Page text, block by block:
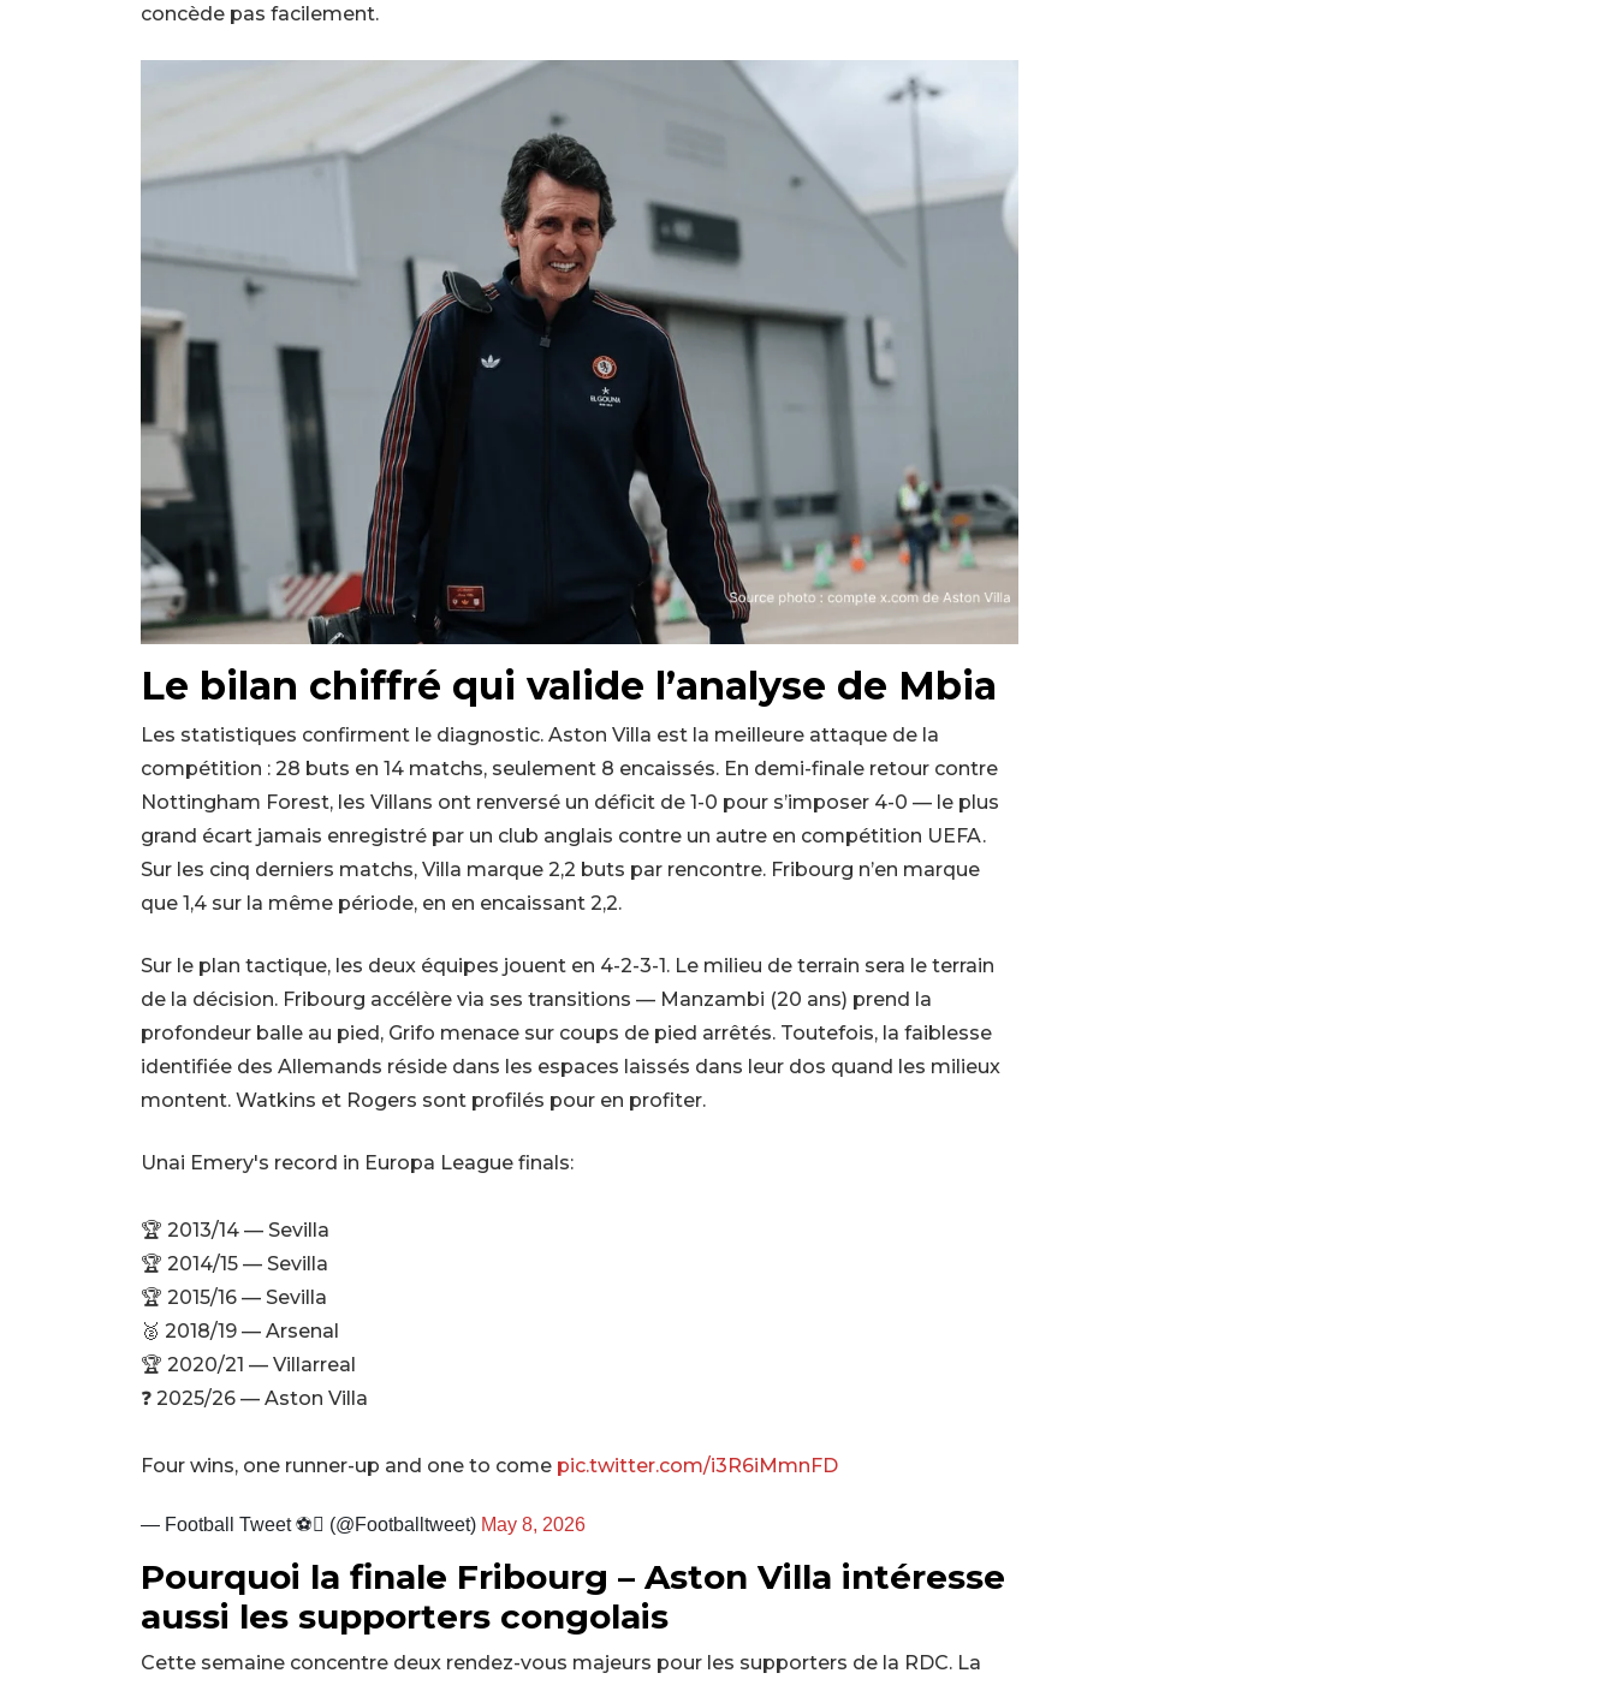
concède pas facilement.
Le bilan chiffré qui valide l’analyse de Mbia
Les statistiques confirment le diagnostic. Aston Villa est la meilleure attaque de la
compétition : 28 buts en 14 matchs, seulement 8 encaissés. En demi-finale retour contre
Nottingham Forest, les Villans ont renversé un déficit de 1-0 pour s’imposer 4-0 — le plus
grand écart jamais enregistré par un club anglais contre un autre en compétition UEFA.
Sur les cinq derniers matchs, Villa marque 2,2 buts par rencontre. Fribourg n’en marque
que 1,4 sur la même période, en en encaissant 2,2.
Sur le plan tactique, les deux équipes jouent en 4-2-3-1. Le milieu de terrain sera le terrain
de la décision. Fribourg accélère via ses transitions — Manzambi (20 ans) prend la
profondeur balle au pied, Grifo menace sur coups de pied arrêtés. Toutefois, la faiblesse
identifiée des Allemands réside dans les espaces laissés dans leur dos quand les milieux
montent. Watkins et Rogers sont profilés pour en profiter.
Unai Emery's record in Europa League finals:
🏆 2013/14 — Sevilla
🏆 2014/15 — Sevilla
🏆 2015/16 — Sevilla
🥈 2018/19 — Arsenal
🏆 2020/21 — Villarreal
❓ 2025/26 — Aston Villa
Four wins, one runner-up and one to come pic.twitter.com/i3R6iMmnFD
— Football Tweet ⚽ (@Footballtweet) May 8, 2026
Pourquoi la finale Fribourg – Aston Villa intéresse
aussi les supporters congolais
Cette semaine concentre deux rendez-vous majeurs pour les supporters de la RDC. La